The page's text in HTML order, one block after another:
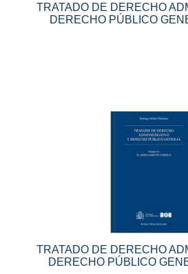
TRATADO DE DERECHO
DERECHO PÚBLICO
TRATADO DE DERECHO
DERECHO PÚBLICO